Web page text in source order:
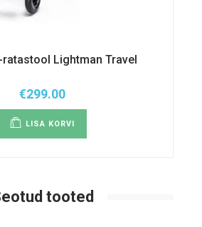
Lightman Travel
€299.00
LISA KORVI
tooted